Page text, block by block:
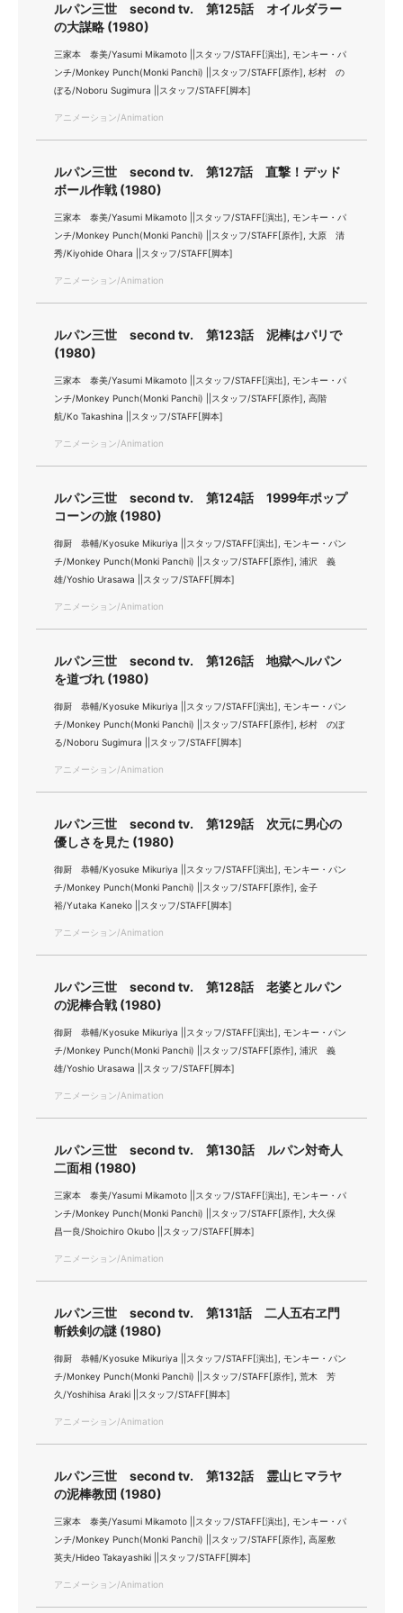
ルパン三世 second tv. 第125話 オイルダラー
の大謀略 (1980)
三家本 泰美/Yasumi Mikamoto ||スタッフ/STAFF[演出], モンキー・パ
ンチ/Monkey Punch(Monki Panchi) ||スタッフ/STAFF[原作], 杉村 の
ぼる/Noboru Sugimura ||スタッフ/STAFF[脚本]
アニメーション/Animation
ルパン三世 second tv. 第127話 直撃！デッド
ボール作戦 (1980)
三家本 泰美/Yasumi Mikamoto ||スタッフ/STAFF[演出], モンキー・パ
ンチ/Monkey Punch(Monki Panchi) ||スタッフ/STAFF[原作], 大原 清
秀/Kiyohide Ohara ||スタッフ/STAFF[脚本]
アニメーション/Animation
ルパン三世 second tv. 第123話 泥棒はパリで
(1980)
三家本 泰美/Yasumi Mikamoto ||スタッフ/STAFF[演出], モンキー・パ
ンチ/Monkey Punch(Monki Panchi) ||スタッフ/STAFF[原作], 高階
航/Ko Takashina ||スタッフ/STAFF[脚本]
アニメーション/Animation
ルパン三世 second tv. 第124話 1999年ポップ
コーンの旅 (1980)
御厨 恭輔/Kyosuke Mikuriya ||スタッフ/STAFF[演出], モンキー・パン
チ/Monkey Punch(Monki Panchi) ||スタッフ/STAFF[原作], 浦沢 義
雄/Yoshio Urasawa ||スタッフ/STAFF[脚本]
アニメーション/Animation
ルパン三世 second tv. 第126話 地獄へルパン
を道づれ (1980)
御厨 恭輔/Kyosuke Mikuriya ||スタッフ/STAFF[演出], モンキー・パン
チ/Monkey Punch(Monki Panchi) ||スタッフ/STAFF[原作], 杉村 のぼ
る/Noboru Sugimura ||スタッフ/STAFF[脚本]
アニメーション/Animation
ルパン三世 second tv. 第129話 次元に男心の
優しさを見た (1980)
御厨 恭輔/Kyosuke Mikuriya ||スタッフ/STAFF[演出], モンキー・パン
チ/Monkey Punch(Monki Panchi) ||スタッフ/STAFF[原作], 金子
裕/Yutaka Kaneko ||スタッフ/STAFF[脚本]
アニメーション/Animation
ルパン三世 second tv. 第128話 老婆とルパン
の泥棒合戦 (1980)
御厨 恭輔/Kyosuke Mikuriya ||スタッフ/STAFF[演出], モンキー・パン
チ/Monkey Punch(Monki Panchi) ||スタッフ/STAFF[原作], 浦沢 義
雄/Yoshio Urasawa ||スタッフ/STAFF[脚本]
アニメーション/Animation
ルパン三世 second tv. 第130話 ルパン対奇人
二面相 (1980)
三家本 泰美/Yasumi Mikamoto ||スタッフ/STAFF[演出], モンキー・パ
ンチ/Monkey Punch(Monki Panchi) ||スタッフ/STAFF[原作], 大久保
昌一良/Shoichiro Okubo ||スタッフ/STAFF[脚本]
アニメーション/Animation
ルパン三世 second tv. 第131話 二人五右ヱ門
斬鉄剣の謎 (1980)
御厨 恭輔/Kyosuke Mikuriya ||スタッフ/STAFF[演出], モンキー・パン
チ/Monkey Punch(Monki Panchi) ||スタッフ/STAFF[原作], 荒木 芳
久/Yoshihisa Araki ||スタッフ/STAFF[脚本]
アニメーション/Animation
ルパン三世 second tv. 第132話 霊山ヒマラヤ
の泥棒教団 (1980)
三家本 泰美/Yasumi Mikamoto ||スタッフ/STAFF[演出], モンキー・パ
ンチ/Monkey Punch(Monki Panchi) ||スタッフ/STAFF[原作], 高屋敷
英夫/Hideo Takayashiki ||スタッフ/STAFF[脚本]
アニメーション/Animation